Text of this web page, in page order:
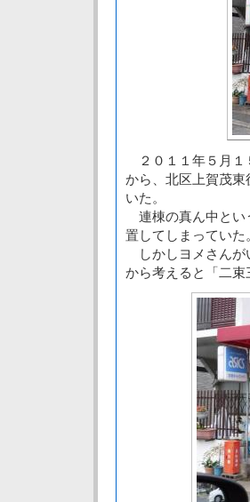
２０１１年５月１
から、北区上賀茂
いた。
連棟の真ん中とい
置してしまっていた
しかしヨメさんが
から考えると「二